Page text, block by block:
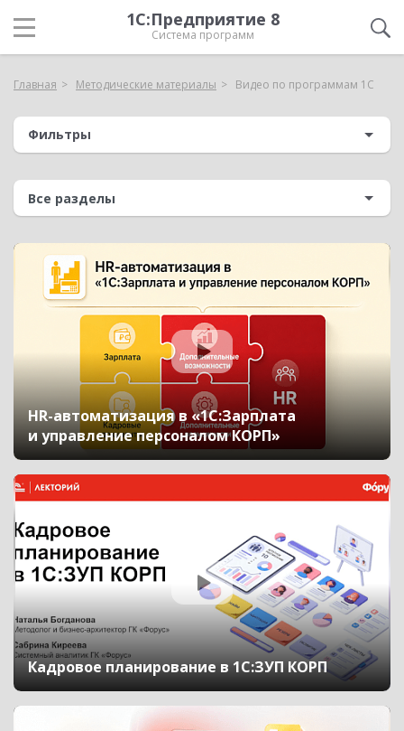
1С:Предприятие 8
Система программ
Главная Методические материалы Видео по программам 1С
Фильтры
HR-автоматизация в «1С:Зарплата
и управление персоналом КОРП»
Кадровое планирование в 1С:ЗУП КОРП